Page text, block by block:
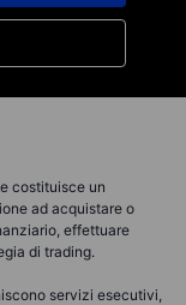
costituisce un
ad acquistare o
effettuare
di trading.
servizi esecutivi,